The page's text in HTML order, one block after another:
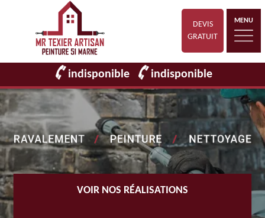
DEVIS
GRATUIT
MENU
indisponible indisponible
VOIR NOS RÉALISATIONS